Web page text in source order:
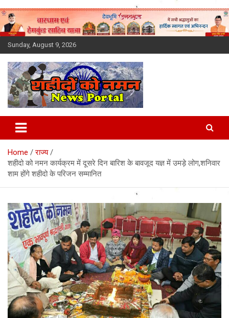
Skip
to
content
Sunday, August 9, 2026
Latest News Today, Breaking
News, Uttarakhand News in
Hindi
Home
राज्य
शहीदो को नमन कार्यक्रम में दूसरे दिन बारिश के बावजूद यज्ञ में उमड़े लोग,शनिवार
शाम होंगे शहीदो के परिजन सम्मानित